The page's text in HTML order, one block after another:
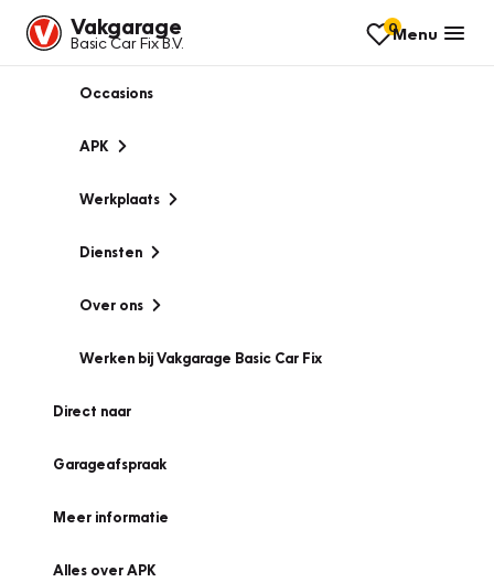
Vakgarage
Basic Car Fix B.V.
0Menu
Occasions
APK
Werkplaats
Diensten
Over ons
Werken bij Vakgarage Basic Car Fix
Direct naar
Garageafspraak
Meer informatie
Alles over APK